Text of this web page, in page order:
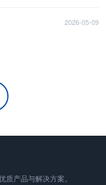
2026-05-09
产品与解决方案。